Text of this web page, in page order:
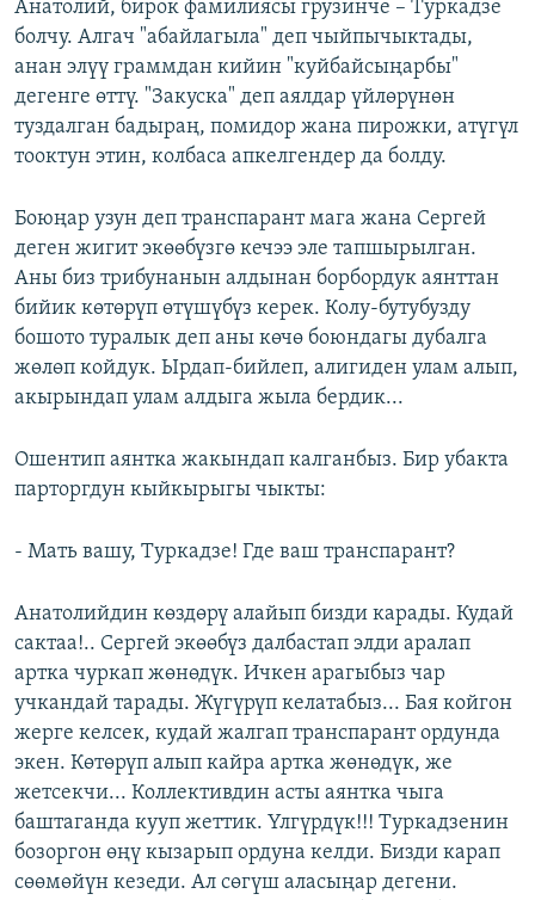
Анатолий, бирок фамилиясы грузинче – Туркадзе
болчу. Алгач "абайлагыла" деп чыйпычыктады,
анан элүү граммдан кийин "куйбайсыңарбы"
дегенге өттү. "Закуска" деп аялдар үйлөрүнөн
туздалган бадыраң, помидор жана пирожки, атүгүл
тооктун этин, колбаса апкелгендер да болду.
Боюңар узун деп транспарант мага жана Сергей
деген жигит экөөбүзгө кечээ эле тапшырылган.
Аны биз трибунанын алдынан борбордук аянттан
бийик көтөрүп өтүшүбүз керек. Колу-бутубузду
бошото туралык деп аны көчө боюндагы дубалга
жөлөп койдук. Ырдап-бийлеп, алигиден улам алып,
акырындап улам алдыга жыла бердик...
Ошентип аянтка жакындап калганбыз. Бир убакта
парторгдун кыйкырыгы чыкты:
- Мать вашу, Туркадзе! Где ваш транспарант?
Анатолийдин көздөрү алайып бизди карады. Кудай
сактаа!.. Сергей экөөбүз далбастап элди аралап
артка чуркап жөнөдүк. Ичкен арагыбыз чар
учкандай тарады. Жүгүрүп келатабыз... Бая койгон
жерге келсек, кудай жалгап транспарант ордунда
экен. Көтөрүп алып кайра артка жөнөдүк, же
жетсекчи... Коллективдин асты аянтка чыга
баштаганда кууп жеттик. Үлгүрдүк!!! Туркадзенин
бозоргон өңү кызарып ордуна келди. Бизди карап
сөөмөйүн кезеди. Ал сөгүш аласыңар дегени.